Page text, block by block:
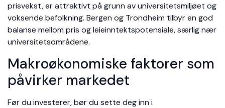
prisvekst, er attraktivt på grunn av universitetsmiljøet og
voksende befolkning. Bergen og Trondheim tilbyr en god
balanse mellom pris og leieinntektspotensiale, særlig nær
universitetsområdene.
Makroøkonomiske faktorer som
påvirker markedet
Før du investerer, bør du sette deg inn i